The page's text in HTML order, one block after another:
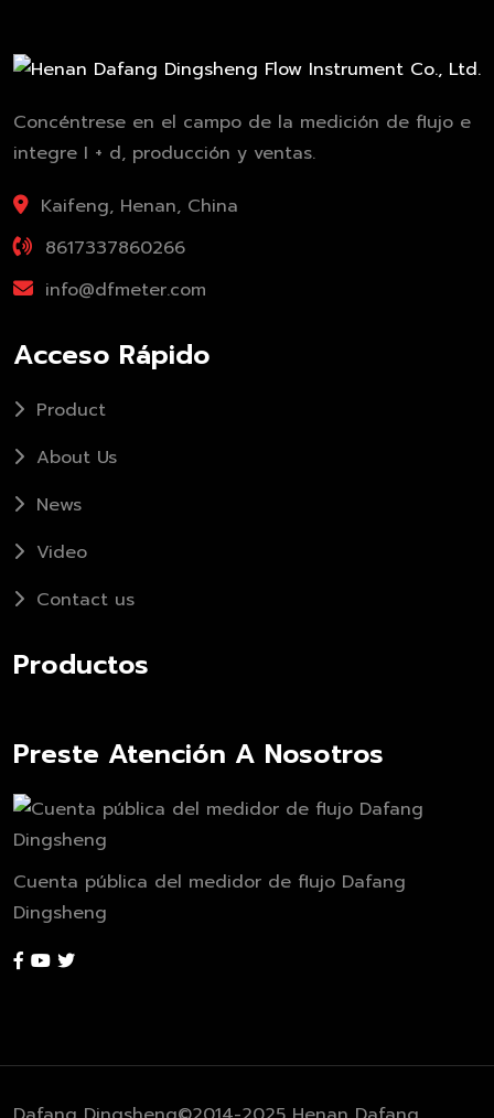
Concéntrese en el campo de la medición de flujo e
integre I + d, producción y ventas.
Kaifeng, Henan, China
8617337860266
info@dfmeter.com
Acceso Rápido
Product
About Us
News
Video
Contact us
Productos
Preste Atención A Nosotros
Cuenta pública del medidor de flujo Dafang
Dingsheng